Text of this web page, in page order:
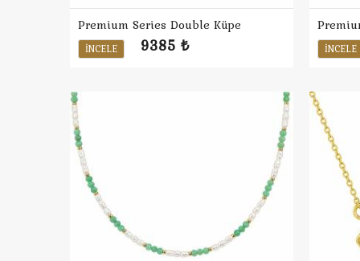
Premium Series Double Küpe
İNCELE 9385 ₺ İNCELE